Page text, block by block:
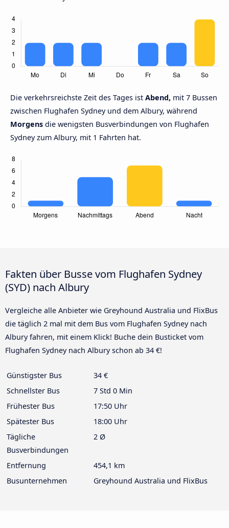
Die verkehrsreichste Zeit des Tages ist Abend, mit 7 Bussen
zwischen Flughafen Sydney und dem Albury, während
Morgens die wenigsten Busverbindungen von Flughafen
Sydney zum Albury, mit 1 Fahrten hat.
Fakten über Busse vom Flughafen Sydney
(SYD) nach Albury
Vergleiche alle Anbieter wie Greyhound Australia und FlixBus
die täglich 2 mal mit dem Bus vom Flughafen Sydney nach
Albury fahren, mit einem Klick! Buche dein Busticket vom
Flughafen Sydney nach Albury schon ab 34 €!
Günstigster Bus
34 €
Schnellster Bus
7 Std 0 Min
Frühester Bus
17:50 Uhr
Spätester Bus
18:00 Uhr
Tägliche
Busverbindungen
2 Ø
Entfernung
454,1 km
Busunternehmen
Greyhound Australia und FlixBus